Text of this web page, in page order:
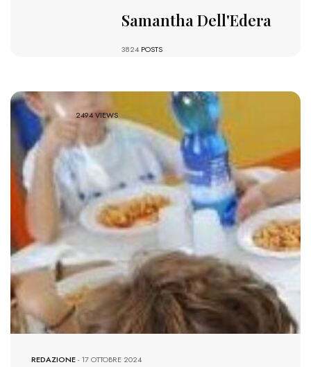
Samantha Dell'Edera
3824 POSTS
2494 VIEWS
REDAZIONE-17 OTTOBRE 2024